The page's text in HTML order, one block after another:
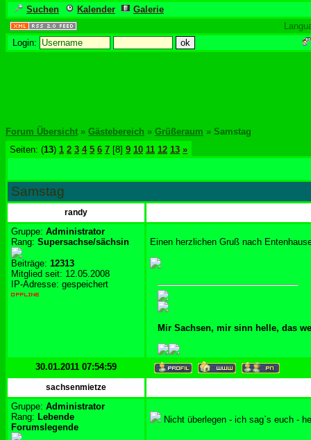
Suchen Kalender
Galerie
Login:
Forum Übersicht » Gästebereich » Grüßeraum » Samstag
Seiten: (13) 1 2 3 4 5 6 7 [8] 9 10 11 12 13 »
Samstag
randy
Gruppe: Administrator
Rang: Supersachse/sächsin
Beiträge: 12313
Mitglied seit: 12.05.2008
IP-Adresse: gespeichert
Einen herzlichen Gruß nach
Mir Sachsen, mir sinn helle, das
30.01.2011 07:54:59
sachsenmietze
Gruppe: Administrator
Rang: Lebende
Forumslegende
Nicht überlegen - ich sag`s euch -